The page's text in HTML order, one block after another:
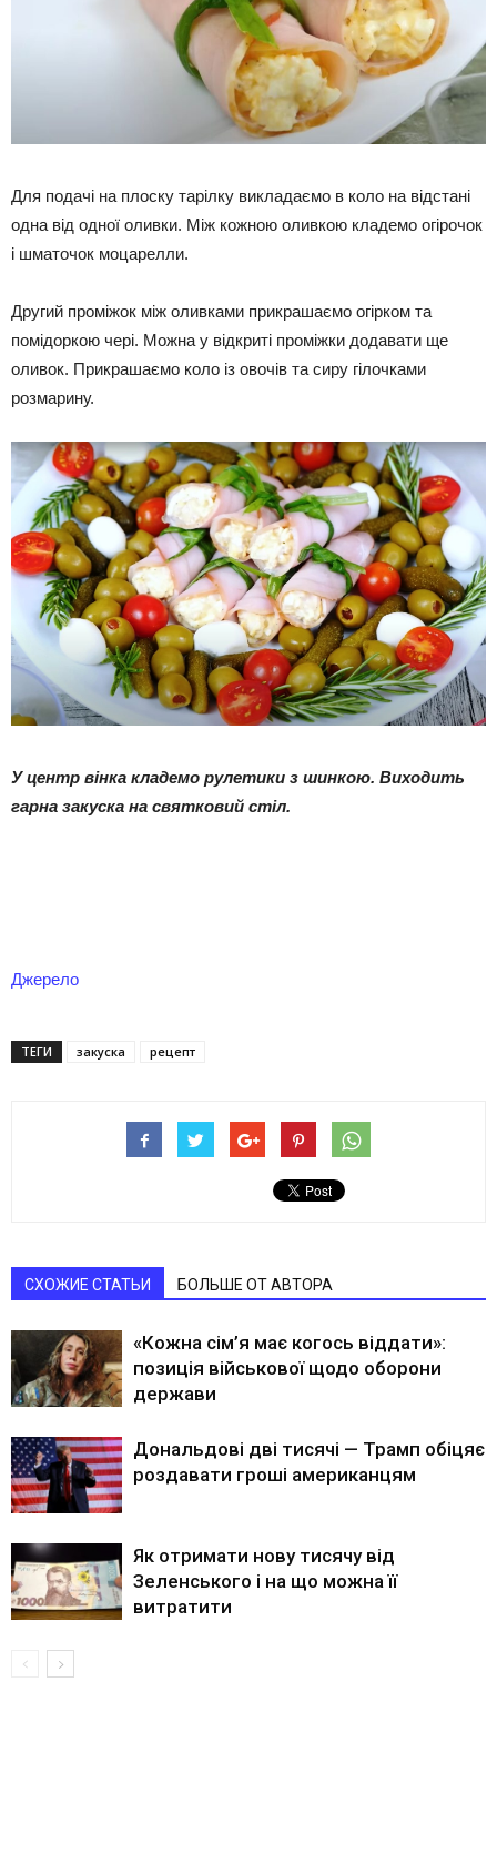
Для подачі на плоску тарілку викладаємо в коло на відстані
одна від одної оливки. Між кожною оливкою кладемо огірочок
і шматочок моцарелли.
Другий проміжок між оливками прикрашаємо огірком та
помідоркою чері. Можна у відкриті проміжки додавати ще
оливок. Прикрашаємо коло із овочів та сиру гілочками
розмарину.
У центр вінка кладемо рулетики з шинкою. Виходить
гарна закуска на святковий стіл.
Джерело
ТЕГИ закуска рецепт
СХОЖИЕ СТАТЬИ БОЛЬШЕ ОТ АВТОРА
«Кожна сім’я має когось віддати»:
позиція військової щодо оборони
держави
Дональдові дві тисячі — Трамп обіцяє
роздавати гроші американцям
Як отримати нову тисячу від
Зеленського і на що можна її
витратити